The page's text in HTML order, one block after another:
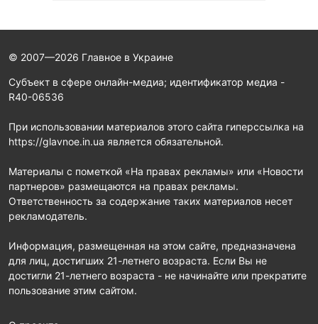
© 2007—2026 Главное в Украине
Субъект в сфере онлайн-медиа; идентификатор медиа -
R40-06536
При использовании материалов этого сайта гиперссылка на
https://glavnoe.in.ua является обязательной.
Материалы с пометкой «На правах рекламы» или «Новости
партнеров» размещаются на правах рекламы.
Ответственность за содержание таких материалов несет
рекламодатель.
Информация, размещенная на этом сайте, предназначена
для лиц, достигших 21-летнего возраста. Если Вы не
достигли 21-летнего возраста - не начинайте или прекратите
пользование этим сайтом.